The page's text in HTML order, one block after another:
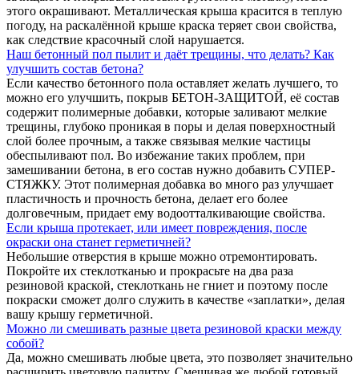
этого окрашивают. Металлическая крыша красится в теплую
погоду, на раскалённой крыше краска теряет свои свойства,
как следствие красочный слой нарушается.
Наш бетонный пол пылит и даёт трещины, что делать? Как
улучшить состав бетона?
Если качество бетонного пола оставляет желать лучшего, то
можно его улучшить, покрыв БЕТОН-ЗАЩИТОЙ, её состав
содержит полимерные добавки, которые заливают мелкие
трещины, глубоко проникая в поры и делая поверхностный
слой более прочным, а также связывая мелкие частицы
обеспыливают пол. Во избежание таких проблем, при
замешивании бетона, в его состав нужно добавить СУПЕР-
СТЯЖКУ. Этот полимерная добавка во много раз улучшает
пластичность и прочность бетона, делает его более
долговечным, придает ему водоотталкивающие свойства.
Если крыша протекает, или имеет повреждения, после
окраски она станет герметичней?
Небольшие отверстия в крыше можно отремонтировать.
Покройте их стеклотканью и прокрасьте на два раза
резиновой краской, стеклоткань не гниет и поэтому после
покраски сможет долго служить в качестве «заплатки», делая
вашу крышу герметичной.
Можно ли смешивать разные цвета резиновой краски между
собой?
Да, можно смешивать любые цвета, это позволяет значительно